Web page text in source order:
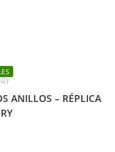
ANILLOS – RÉPLICA